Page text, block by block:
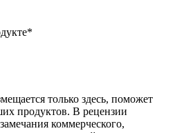
*
только здесь, поможет
продуктов. В рецензии
коммерческого,